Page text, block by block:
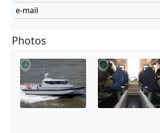
e-mail
Photos